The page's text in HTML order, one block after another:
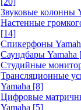
Звуковые колонны
Настенные
[14]
Спикерфоны
Саундбары Yamaha
Студийные
Трансляционные
Yamaha [8]
Цифровые
Yamaha [5]